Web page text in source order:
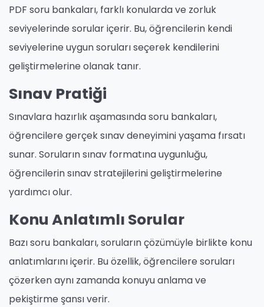
PDF soru bankaları, farklı konularda ve zorluk
seviyelerinde sorular içerir. Bu, öğrencilerin kendi
seviyelerine uygun soruları seçerek kendilerini
geliştirmelerine olanak tanır.
Sınav Pratiği
Sınavlara hazırlık aşamasında soru bankaları,
öğrencilere gerçek sınav deneyimini yaşama fırsatı
sunar. Soruların sınav formatına uygunluğu,
öğrencilerin sınav stratejilerini geliştirmelerine
yardımcı olur.
Konu Anlatımlı Sorular
Bazı soru bankaları, soruların çözümüyle birlikte konu
anlatımlarını içerir. Bu özellik, öğrencilere soruları
çözerken aynı zamanda konuyu anlama ve
pekiştirme şansı verir.